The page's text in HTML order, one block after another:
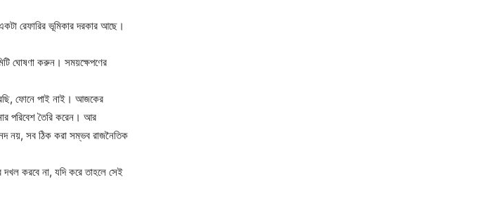
রেফারির ভূমিকার দরকার আছে।
ঘোষণা করুন। সময়ক্ষেপণের
ফোনে পাই নাই। আজকের
পরিবেশ তৈরি করেন। আর
নয়, সব ঠিক করা সম্ভব রাজনৈতিক
দখল করবে না, যদি করে তাহলে সেই